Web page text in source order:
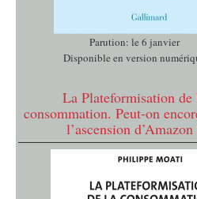
Parution: le 6 janvier
Disponible en version
La Plateformisation de
consommation. Peut-on
l’ascension d’Amazon